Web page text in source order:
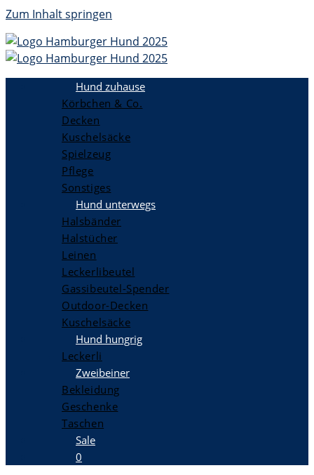
Zum Inhalt springen
Hund zuhause
Körbchen & Co.
Decken
Kuschelsäcke
Spielzeug
Pflege
Sonstiges
Hund unterwegs
Halsbänder
Halstücher
Leinen
Leckerlibeutel
Gassibeutel-Spender
Outdoor-Decken
Kuschelsäcke
Hund hungrig
Leckerli
Zweibeiner
Bekleidung
Geschenke
Taschen
Sale
0